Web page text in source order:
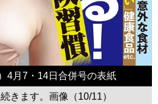
4月7・14日合併号の表紙
きます。画像（10/11）